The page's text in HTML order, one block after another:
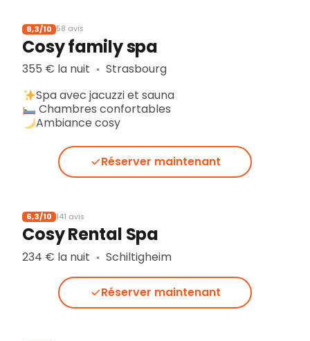
8,3/10 58 avis
Cosy family spa
355 € la nuit ▪︎ Strasbourg
Spa avec jacuzzi et sauna
Chambres confortables
Ambiance cosy
Réserver maintenant
6,3/10 141 avis
Cosy Rental Spa
234 € la nuit ▪︎ Schiltigheim
Réserver maintenant